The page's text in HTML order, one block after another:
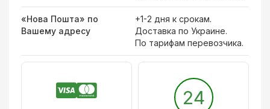
«Нова Пошта» по
Вашему адресу
+1-2 дня к срокам.
Доставка по Украине.
По тарифам перевозчика.
24